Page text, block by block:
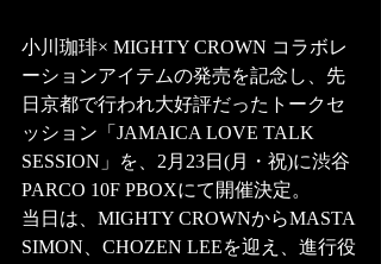
小川珈琲× MIGHTY CROWN コラボレ
ーションアイテムの発売を記念し、先
日京都で行われ大好評だったトークセ
ッション「JAMAICA LOVE TALK
SESSION」を、2月23日(月・祝)に渋谷
PARCO 10F PBOXにて開催決定。
当日は、MIGHTY CROWNからMASTA
SIMON、CHOZEN LEEを迎え、進行役